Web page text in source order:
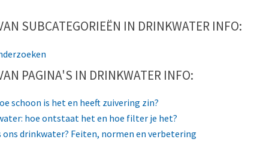
SUBCATEGORIEËN IN DRINKWATER INFO:
PAGINA'S IN DRINKWATER INFO:
schoon is het en heeft zuivering zin?
hoe ontstaat het en hoe filter je het?
ons drinkwater? Feiten, normen en verbetering